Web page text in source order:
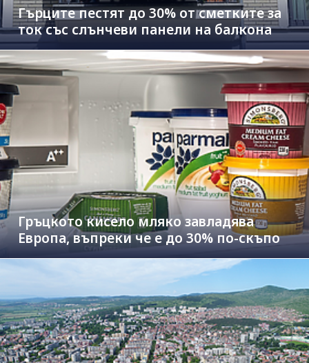
Гърците пестят до 30% от сметките за
ток със слънчеви панели на балкона
Гръцкото кисело мляко завладява
Европа, въпреки че е до 30% по-скъпо